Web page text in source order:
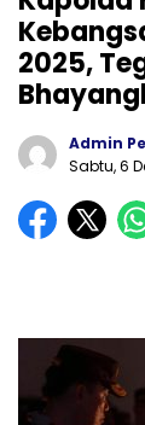
2025,
Admin
Sabtu, 6